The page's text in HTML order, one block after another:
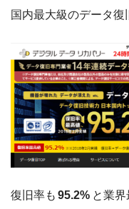
国内最大級のデータ復
復旧率も 95.2% と業界